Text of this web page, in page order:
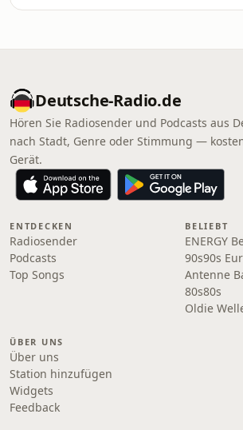
Deutsche-Radio.de
Hören Sie Radiosender und Podcasts aus
nach Stadt, Genre oder Stimmung —
Gerät.
ENTDECKEN
Radiosender
Podcasts
Top Songs
BELIEBT
ENERGY
90s90s
Antenne
80s80s
Oldie
ÜBER UNS
Über uns
Station hinzufügen
Widgets
Feedback